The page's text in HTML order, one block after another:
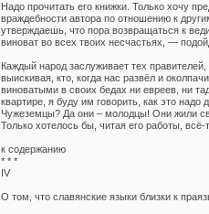
Надо прочитать его книжки. Только хочу
враждебности автора по отношению к
утверждаешь, что пора возвращаться к
виноват во всех твоих несчастьях, —
Каждый народ заслуживает тех
выискивая, кто, когда нас развёл и
виноватыми в своих бедах ни евреев, ни
квартире, я буду им говорить, как это
Чужеземцы? Да они – молодцы! Они жили
Только хотелось бы, читая его работы, всё-
к содержанию
* * *
IV
О том, что славянские языки близки к